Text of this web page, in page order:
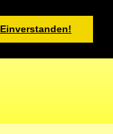
Einverstanden!